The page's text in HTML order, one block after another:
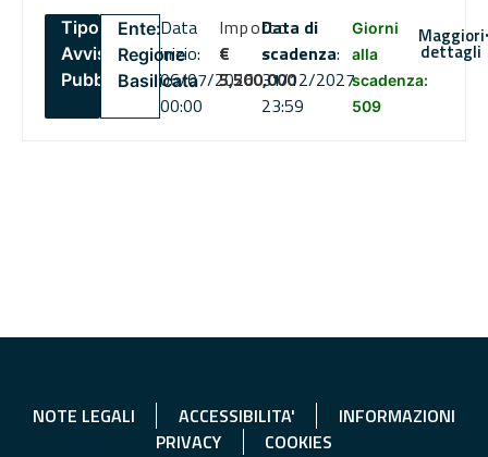
Tipo:
Avviso
Pubblico
Ente:
Regione
Basilicata
Data
inizio:
06/07/2026
00:00
Importo
€
5,500,000
Data di
scadenza:
31/12/2027
23:59
Giorni
alla
scadenza:
509
Maggiori
dettagli
NOTE LEGALI ACCESSIBILITA'
INFORMAZIONI
PRIVACY
COOKIES